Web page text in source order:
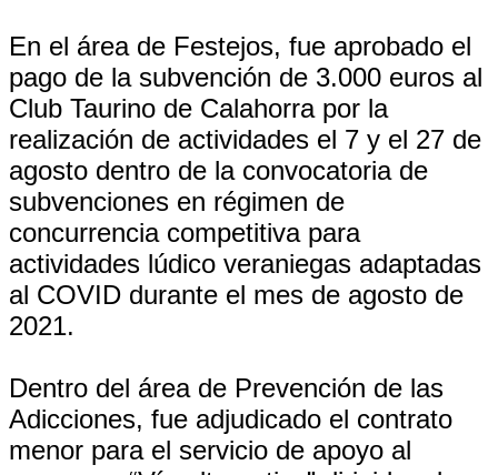
En el área de Festejos, fue aprobado el
pago de la subvención de 3.000 euros al
Club Taurino de Calahorra por la
realización de actividades el 7 y el 27 de
agosto dentro de la convocatoria de
subvenciones en régimen de
concurrencia competitiva para
actividades lúdico veraniegas adaptadas
al COVID durante el mes de agosto de
2021.
Dentro del área de Prevención de las
Adicciones, fue adjudicado el contrato
menor para el servicio de apoyo al